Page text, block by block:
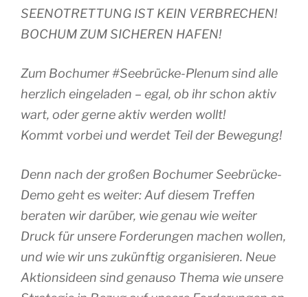
SEENOTRETTUNG IST KEIN VERBRECHEN!
BOCHUM ZUM SICHEREN HAFEN!
Zum Bochumer #Seebrücke-Plenum sind alle
herzlich eingeladen – egal, ob ihr schon aktiv
wart, oder gerne aktiv werden wollt!
Kommt vorbei und werdet Teil der Bewegung!
Denn nach der großen Bochumer Seebrücke-
Demo geht es weiter: Auf diesem Treffen
beraten wir darüber, wie genau wie weiter
Druck für unsere Forderungen machen wollen,
und wie wir uns zukünftig organisieren. Neue
Aktionsideen sind genauso Thema wie unsere